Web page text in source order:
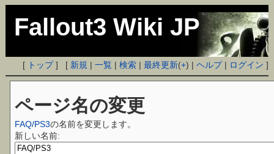
Fallout3 Wiki JP
[ トップ] [ 新規 |一覧 |検索 |最終更新(+) |ヘルプ| ログイン ]
ページ名の変更
FAQ/PS3の名前を変更します。
新しい名前: